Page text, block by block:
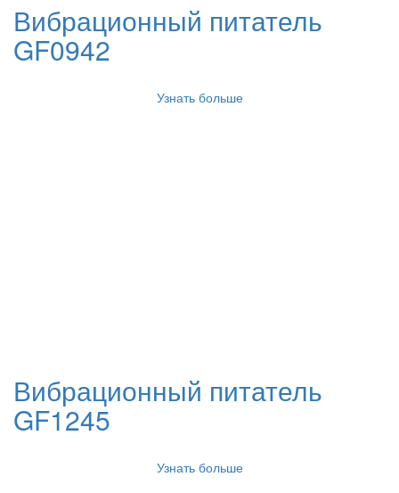
Вибрационный питатель
GF0942
Узнать больше
Вибрационный питатель
GF1245
Узнать больше